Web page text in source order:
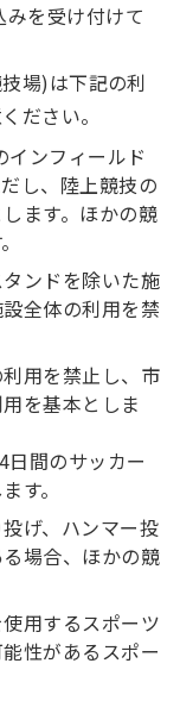
を受け付けて
場)は下記の利
ださい。
ンフィールド
し、陸上競技の
ます。ほかの競
ンドを除いた施
全体の利用を禁
用を禁止し、市
を基本としま
日間のサッカー
す。
げ、ハンマー投
場合、ほかの競
用するスポーツ
性があるスポー